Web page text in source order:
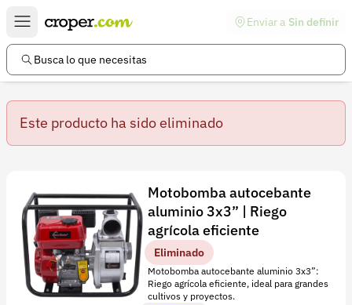
Enviar a Sin definir
Busca lo que necesitas
Este producto ha sido eliminado
Motobomba autocebante
aluminio 3x3” | Riego
agrícola eficiente
Eliminado
Motobomba autocebante aluminio 3x3”:
Riego agrícola eficiente, ideal para grandes
cultivos y proyectos.
M
Enlaces de interés
Preguntas frecuentes
Ayuda
Información legal
Política de devoluciones
Política de privacidad
Cuenta
Iniciar sesión